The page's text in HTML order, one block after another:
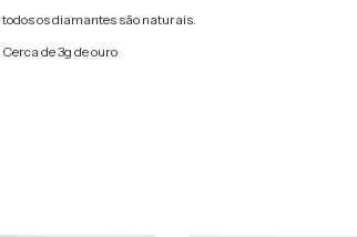
todos os diamantes são naturais.
Cerca de 3g de ouro